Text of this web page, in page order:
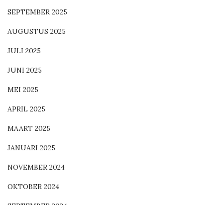
SEPTEMBER 2025
AUGUSTUS 2025
JULI 2025
JUNI 2025
MEI 2025
APRIL 2025
MAART 2025
JANUARI 2025
NOVEMBER 2024
OKTOBER 2024